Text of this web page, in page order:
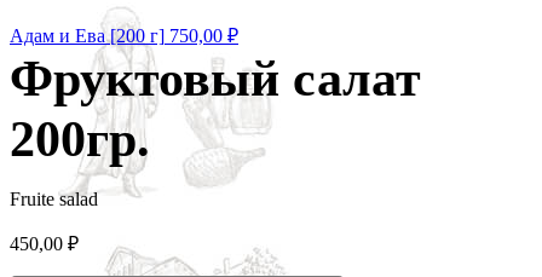
Адам и Ева [200 г] 750,00 ₽
Фруктовый салат
200гр.
Fruite salad
450,00 ₽